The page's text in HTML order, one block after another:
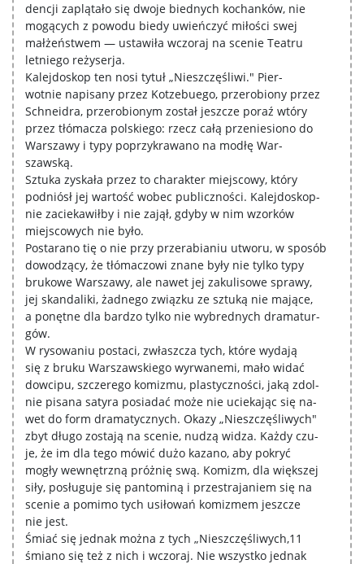
dencji zaplątało się dwoje biednych kochanków, nie
mogących z powodu biedy uwieńczyć miłości swej
małżeństwem — ustawiła wczoraj na scenie Teatru
letniego reżyserja.
Kalejdoskop ten nosi tytuł „Nieszczęśliwi." Pier-
wotnie napisany przez Kotzebuego, przerobiony przez
Schneidra, przerobionym został jeszcze poraź wtóry
przez tłómacza polskiego: rzecz całą przeniesiono do
Warszawy i typy poprzykrawano na modłę War-
szawską.
Sztuka zyskała przez to charakter miejscowy, który
podniósł jej wartość wobec publiczności. Kalejdoskop-
nie zaciekawiłby i nie zajął, gdyby w nim wzorków
miejscowych nie było.
Postarano tię o nie przy przerabianiu utworu, w sposób
dowodzący, że tłómaczowi znane były nie tylko typy
brukowe Warszawy, ale nawet jej zakulisowe sprawy,
jej skandaliki, żadnego związku ze sztuką nie mające,
a ponętne dla bardzo tylko nie wybrednych dramatur-
gów.
W rysowaniu postaci, zwłaszcza tych, które wydają
się z bruku Warszawskiego wyrwanemi, mało widać
dowcipu, szczerego komizmu, plastyczności, jaką zdol-
nie pisana satyra posiadać może nie uciekając się na-
wet do form dramatycznych. Okazy „Nieszczęśliwych"
zbyt długo zostają na scenie, nudzą widza. Każdy czu-
je, że im dla tego mówić dużo kazano, aby pokryć
mogły wewnętrzną próżnię swą. Komizm, dla większej
siły, posługuje się pantominą i przestrajaniem się na
scenie a pomimo tych usiłowań komizmem jeszcze
nie jest.
Śmiać się jednak można z tych „Nieszczęśliwych,11
śmiano się też z nich i wczoraj. Nie wszystko jednak